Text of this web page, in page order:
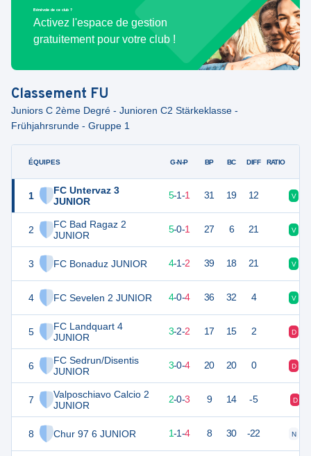
Bénévole de ce club ?
Activez l'espace de gestion
gratuitement pour votre club !
Classement FU
Juniors C 2ème Degré - Junioren C2 Stärkeklasse -
Frühjahrsrunde - Gruppe 1
ÉQUIPES
1
FC Untervaz 3
JUNIOR
2
FC Bad Ragaz 2
JUNIOR
3 FC Bonaduz JUNIOR
4 FC Sevelen 2 JUNIOR
5
FC Landquart 4
JUNIOR
6
FC Sedrun/Disentis
JUNIOR
7
Valposchiavo Calcio 2
JUNIOR
8 Chur 97 6 JUNIOR
G-N-P BP BC DIFF RATIO
5-1-1 31 19 12 V
15 5-0-1 27 6 21 V
13 4-1-2 39 18 21 V
12 8 4-0-4 36 32 4 V
11 3-2-2 17 15 2 D
9 3-0-4 20 20 0 D
6 5 2-0-3 9 14 -5 D
4 1-1-4 8 30 -22 N